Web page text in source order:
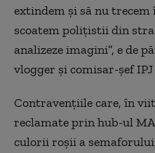
extindem și să nu trecem
scoatem polițistii din
analizeze imagini”, e de
vlogger și comisar-șef
Contravențiile care, în
reclamate prin hub-ul
culorii roșii a